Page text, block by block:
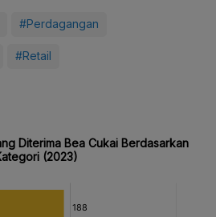
#Perdagangan
#Retail